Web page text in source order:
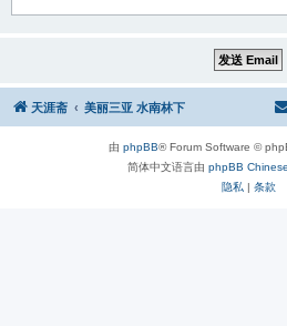
天涯斋 美丽三亚 水南林下
由 phpBB® Forum Software ©
简体中文语言由 phpBB Chinese
隐私 | 条款